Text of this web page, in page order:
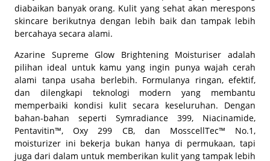
diabaikan banyak orang. Kulit yang sehat akan merespons
skincare berikutnya dengan lebih baik dan tampak lebih
bercahaya secara alami.
Azarine Supreme Glow Brightening Moisturiser adalah
pilihan ideal untuk kamu yang ingin punya wajah cerah
alami tanpa usaha berlebih. Formulanya ringan, efektif,
dan dilengkapi teknologi modern yang membantu
memperbaiki kondisi kulit secara keseluruhan. Dengan
bahan-bahan seperti Symradiance 399, Niacinamide,
Pentavitin™, Oxy 299 CB, dan MosscellTec™ No.1,
moisturizer ini bekerja bukan hanya di permukaan, tapi
juga dari dalam untuk memberikan kulit yang tampak lebih